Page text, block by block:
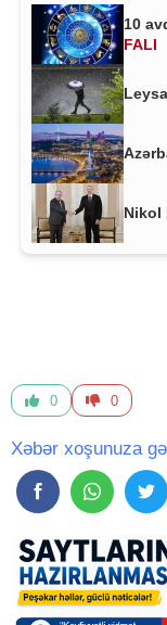
10
FALI
Nikol
0 0
Xəbər xoşunuza